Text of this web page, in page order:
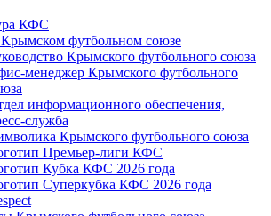
КФС
футбольном союзе
Крымского футбольного союза
менеджер Крымского футбольного
информационного обеспечения,
служба
Крымского футбольного союза
Премьер-лиги КФС
Кубка КФС 2026 года
Суперкубка КФС 2026 года